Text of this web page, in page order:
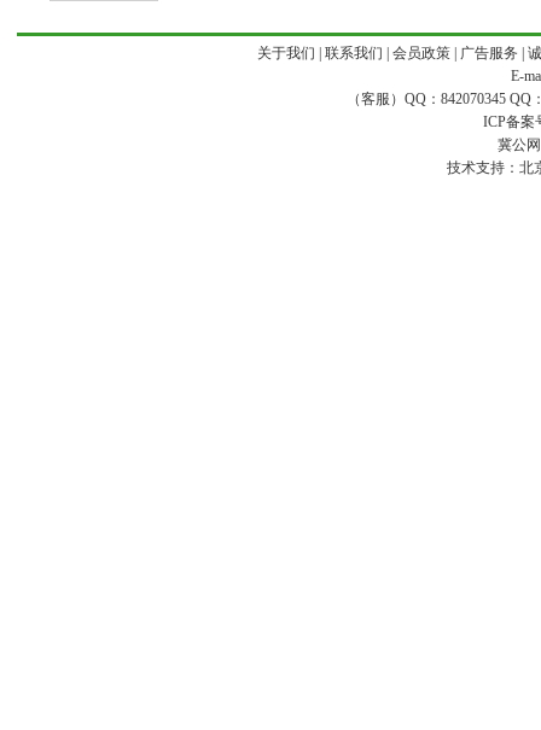
关于我们 联系我们 会员政策| 广告服务
E-
（客服）QQ：842070345 QQ
ICP备案
冀公
技术支持： 北